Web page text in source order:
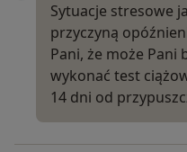
Sytuacje stresowe
przyczyną
Pani, że może Pani
wykonać test
14 dni od